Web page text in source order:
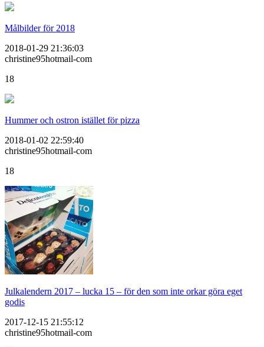
Målbilder för 2018
2018-01-29 21:36:03
christine95hotmail-com
18
Hummer och ostron istället för pizza
2018-01-02 22:59:40
christine95hotmail-com
18
Julkalendern 2017 – lucka 15 – för den som inte orkar göra eget
godis
2017-12-15 21:55:12
christine95hotmail-com